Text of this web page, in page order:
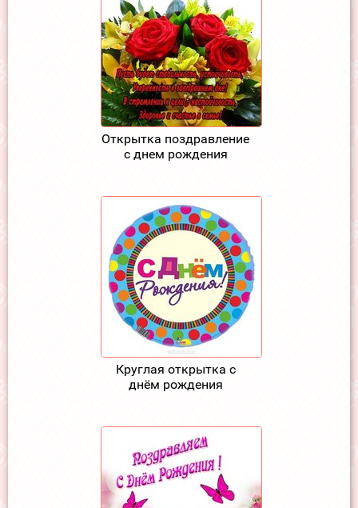
Открытка поздравление
с днем рождения
Круглая открытка с
днём рождения